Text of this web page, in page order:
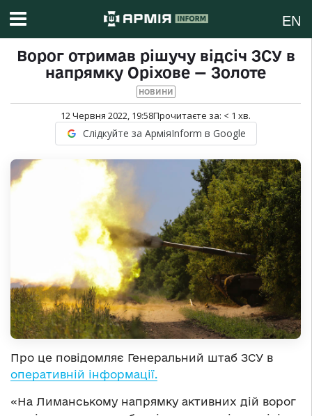
EN
Ворог отримав рішучу відсіч ЗСУ в
напрямку Оріхове — Золоте
НОВИНИ
12 Червня 2022, 19:58Прочитаєте за: < 1 хв.
Слідкуйте за АрміяInform в Google
Про це повідомляє Генеральний штаб ЗСУ в
оперативній інформації.
«На Лиманському напрямку активних дій ворог